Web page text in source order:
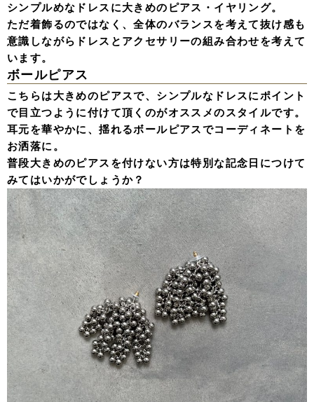
シンプルめなドレスに大きめのピアス・イヤリング。
ただ着飾るのではなく、全体のバランスを考えて抜け感も
意識しながらドレスとアクセサリーの組み合わせを考えて
います。
ボールピアス
こちらは大きめのピアスで、シンプルなドレスにポイント
で目立つように付けて頂くのがオススメのスタイルです。
耳元を華やかに、揺れるボールピアスでコーディネートを
お洒落に。
普段大きめのピアスを付けない方は特別な記念日につけて
みてはいかがでしょうか？